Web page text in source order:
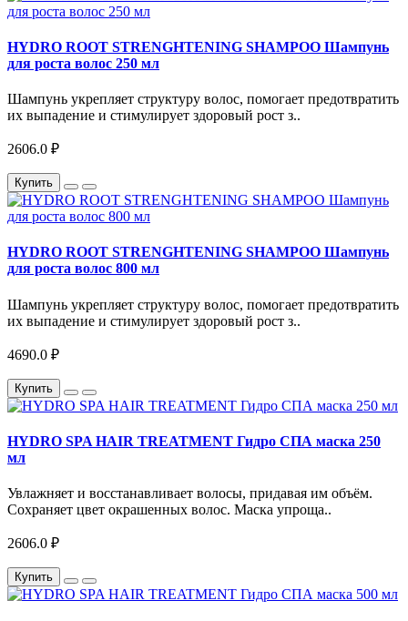
HYDRO ROOT STRENGHTENING SHAMPOO Шампунь
для роста волос 250 мл
Шампунь укрепляет структуру волос, помогает предотвратить
их выпадение и стимулирует здоровый рост з..
2606.0 ₽
Купить
HYDRO ROOT STRENGHTENING SHAMPOO Шампунь
для роста волос 800 мл
Шампунь укрепляет структуру волос, помогает предотвратить
их выпадение и стимулирует здоровый рост з..
4690.0 ₽
Купить
HYDRO SPA HAIR TREATMENT Гидро СПА маска 250
мл
Увлажняет и восстанавливает волосы, придавая им объём.
Сохраняет цвет окрашенных волос. Маска упроща..
2606.0 ₽
Купить